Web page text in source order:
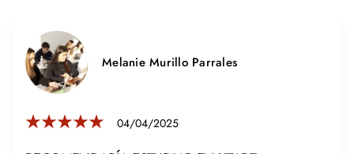
Melanie Murillo Parrales
04/04/2025